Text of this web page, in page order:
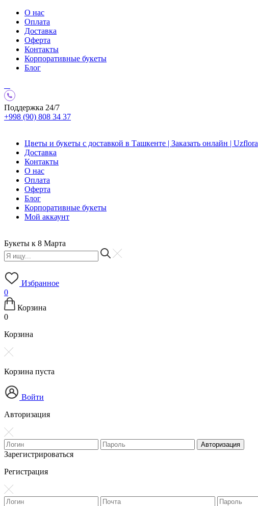
О нас
Оплата
Доставка
Оферта
Контакты
Корпоративные букеты
Блог
Поддержка 24/7
+998 (90) 808 34 37
Цветы и букеты с доставкой в Ташкенте | Заказать онлайн | Uzflora
Доставка
Контакты
О нас
Оплата
Оферта
Блог
Корпоративные букеты
Мой аккаунт
Букеты к 8 Марта
Избранное
0
Корзина
0
Корзина
Корзина пуста
Войти
Авторизация
Зарегистрироваться
Регистрация